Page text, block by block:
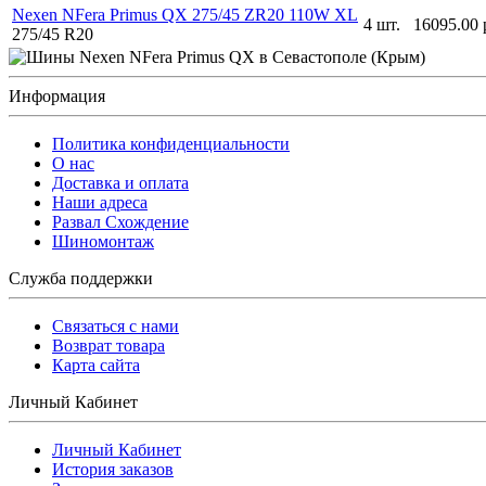
Nexen NFera Primus QX 275/45 ZR20 110W XL
275/45 R20
4 шт. 16095.00
Информация
Политика конфиденциальности
O нас
Доставка и оплата
Наши адреса
Развал Схождение
Шиномонтаж
Служба поддержки
Связаться с нами
Возврат товара
Карта сайта
Личный Кабинет
Личный Кабинет
История заказов